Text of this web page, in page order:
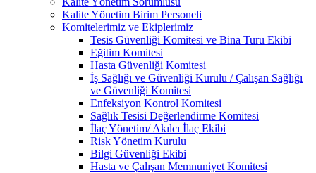
Kalite Yönetim Birim Personeli
Komitelerimiz ve Ekiplerimiz
Tesis Güvenliği Komitesi ve Bina Turu Ekibi
Eğitim Komitesi
Hasta Güvenliği Komitesi
İş Sağlığı ve Güvenliği Kurulu / Çalışan Sağlığı
ve Güvenliği Komitesi
Enfeksiyon Kontrol Komitesi
Sağlık Tesisi Değerlendirme Komitesi
İlaç Yönetim/ Akılcı İlaç Ekibi
Risk Yönetim Kurulu
Bilgi Güvenliği Ekibi
Hasta ve Çalışan Memnuniyet Komitesi